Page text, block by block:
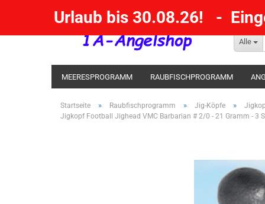
Alle
Urlaub bis 30.08.26! -
MEERESPROGRAMM RAUBFISCHPROGRAMM
KESCHER / SENKE / GAFF POSEN SBIRULINOS
Startseite » Raubfischprogramm » Jig-Köpfe »
Jigkopf Football Jighead VMC Barbarian # 2/0 - 21 Gramm - 3